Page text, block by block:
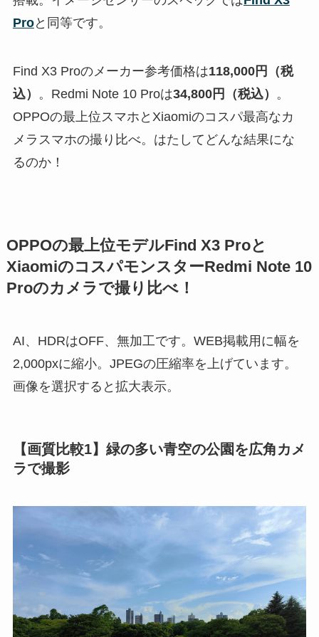
Proと同等です。
Find X3 Proのメーカー参考価格は118,000円（税
込）
。Redmi Note 10 Proは34,800円（税込）
。
OPPOの最上位スマホとXiaomiのコスパ最高なカ
メラスマホの撮り比べ。はたしてどんな結果にな
るのか！
OPPOの最上位モデルFind X3 Proと
XiaomiのコスパモンスターRedmi Note 10
Proのカメラで撮り比べ！
AI、HDRはOFF、無加工です。WEB掲載用に幅を
2,000pxに縮小。JPEGの圧縮率を上げています。
画像を選択すると拡大表示。
【画質比較1】緑の多い青空の公園を広角カメ
ラで撮影